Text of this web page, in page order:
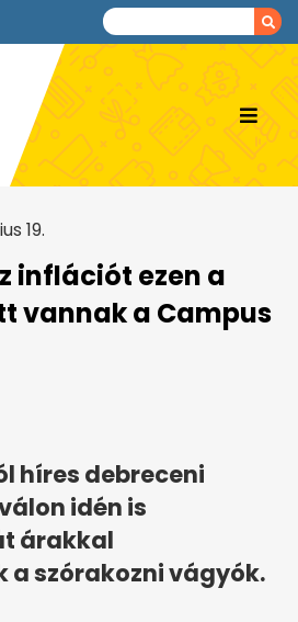
19.
inflációt ezen a
vannak a Campus
híres debreceni
idén is
árakkal
szórakozni vágyók.